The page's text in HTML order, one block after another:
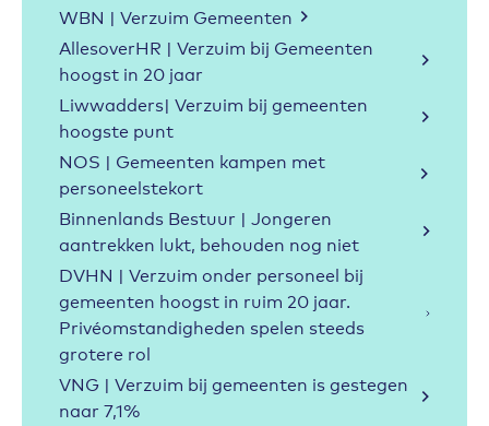
WBN | Verzuim Gemeenten
AllesoverHR | Verzuim bij Gemeenten
hoogst in 20 jaar
Liwwadders| Verzuim bij gemeenten
hoogste punt
NOS | Gemeenten kampen met
personeelstekort
Binnenlands Bestuur | Jongeren
aantrekken lukt, behouden nog niet
DVHN | Verzuim onder personeel bij
gemeenten hoogst in ruim 20 jaar.
Privéomstandigheden spelen steeds
grotere rol
VNG | Verzuim bij gemeenten is gestegen
naar 7,1%